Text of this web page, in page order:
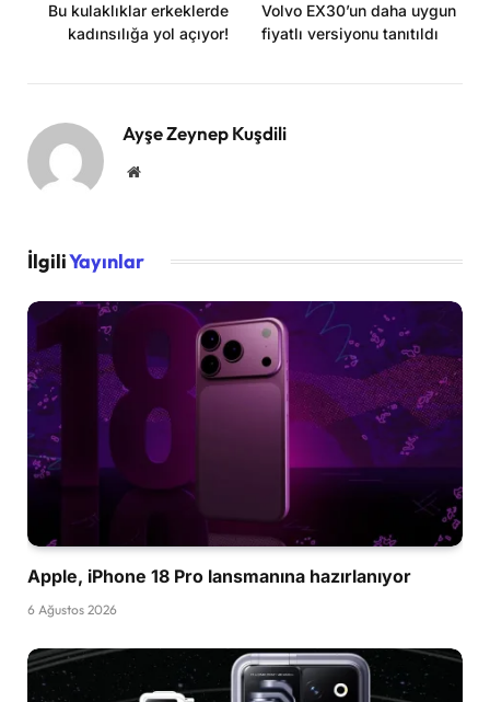
Bu kulaklıklar erkeklerde
kadınsılığa yol açıyor!
Volvo EX30’un daha uygun
fiyatlı versiyonu tanıtıldı
Ayşe Zeynep Kuşdili
Website
İlgiliYayınlar
Apple, iPhone 18 Pro lansmanına hazırlanıyor
6 Ağustos 2026